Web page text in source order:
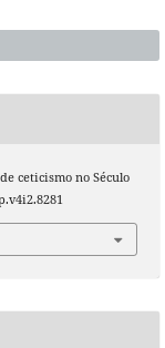
ceticismo no Século